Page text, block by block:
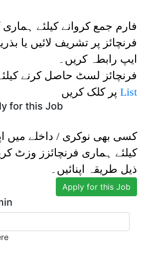
فارم جمع کروانے کیلئے
فرنچائز پر تشریف لائیں یا
ایپ رابطہ کریں۔
فرنچائز لسٹ حاصل کرنے
List پر کلک کریں
for this Job
کسی بھی نوکری / داخلے میں
کیلئے ہماری فرنچائزز وزٹ
ذیل طریقہ اپنائیں۔
Apply for this Job